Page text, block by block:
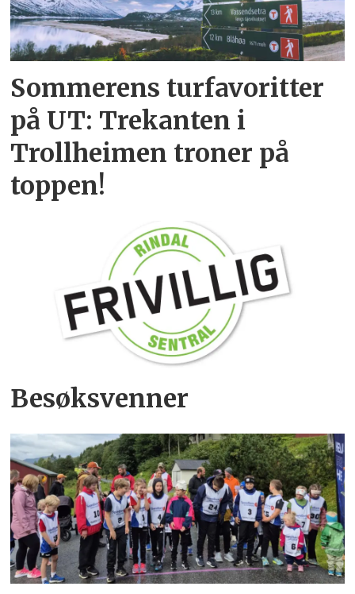
Sommerens turfavoritter
på UT: Trekanten i
Trollheimen troner på
toppen!
Besøksvenner